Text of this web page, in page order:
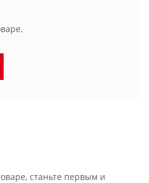
станьте первым и